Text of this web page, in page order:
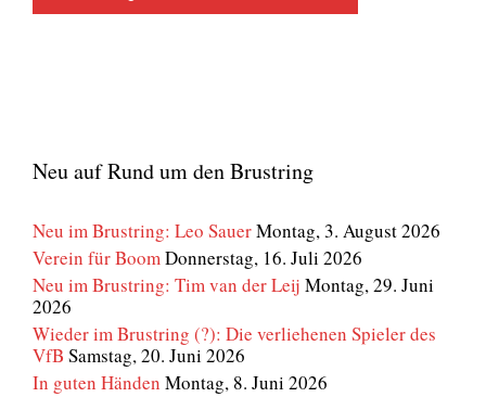
Neu auf Rund um den Brustring
Neu im Brustring: Leo SauerMontag, 3. August 2026
Verein für Boom Donnerstag, 16. Juli 2026
Neu im Brustring: Tim van der Leij Montag, 29. Juni
2026
Wieder im Brustring (?): Die verliehenen Spieler des
VfB Samstag, 20. Juni 2026
In guten Händen Montag, 8. Juni 2026